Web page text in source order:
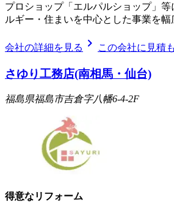
プロショップ「エルパルショップ」
ルギー・住まいを中心とした事業を幅
会社の詳細を見る chevron_right この会社に見積
さゆり工務店(南相馬・仙台)
福島県福島市吉倉字八幡6-4-2F
得意なリフォーム